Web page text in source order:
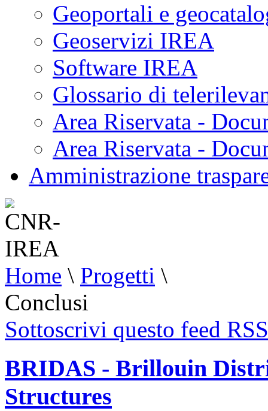
Geoportali e
Geoservizi IREA
Software IREA
Glossario di
Area Riservata -
Area Riservata -
Amministrazione
Home \ Progetti \
Conclusi
Sottoscrivi questo feed RSS
BRIDAS - Brillouin
Structures